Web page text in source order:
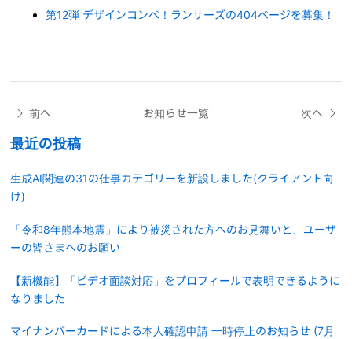
第12弾 デザインコンペ！ランサーズの404ページを募集！
前へ お知らせ一覧 次へ
最近の投稿
生成AI関連の31の仕事カテゴリーを新設しました(クライアント向
け)
「令和8年熊本地震」により被災された方へのお見舞いと、ユーザ
ーの皆さまへのお願い
【新機能】「ビデオ面談対応」をプロフィールで表明できるように
なりました
マイナンバーカードによる本人確認申請 一時停止のお知らせ (7月